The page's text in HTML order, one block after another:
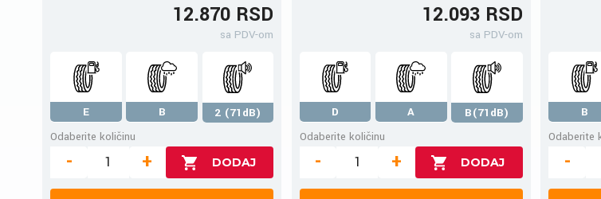
12.870 RSD
sa PDV-om
E B
2 (71dB)
Odaberite količinu
- +
12.093 RSD
sa PDV-om
D A
B(71dB)
Odaberite količinu
- +
B
Odaberite
-